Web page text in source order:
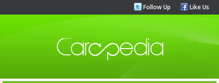
Follow Up Like Us